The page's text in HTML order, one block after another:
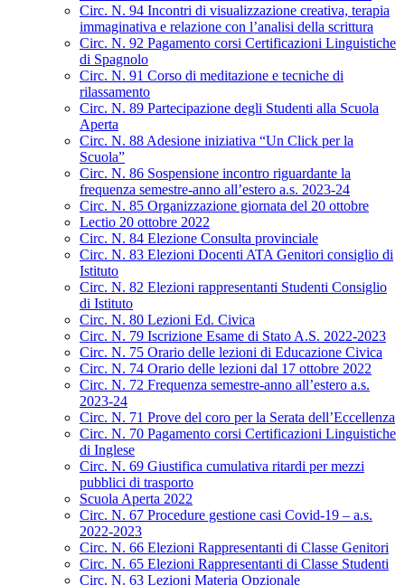
Circ. N. 94 Incontri di visualizzazione creativa, terapia
immaginativa e relazione con l’analisi della scrittura
Circ. N. 92 Pagamento corsi Certificazioni Linguistiche
di Spagnolo
Circ. N. 91 Corso di meditazione e tecniche di
rilassamento
Circ. N. 89 Partecipazione degli Studenti alla Scuola
Aperta
Circ. N. 88 Adesione iniziativa “Un Click per la
Scuola”
Circ. N. 86 Sospensione incontro riguardante la
frequenza semestre-anno all’estero a.s. 2023-24
Circ. N. 85 Organizzazione giornata del 20 ottobre
Lectio 20 ottobre 2022
Circ. N. 84 Elezione Consulta provinciale
Circ. N. 83 Elezioni Docenti ATA Genitori consiglio di
Istituto
Circ. N. 82 Elezioni rappresentanti Studenti Consiglio
di Istituto
Circ. N. 80 Lezioni Ed. Civica
Circ. N. 79 Iscrizione Esame di Stato A.S. 2022-2023
Circ. N. 75 Orario delle lezioni di Educazione Civica
Circ. N. 74 Orario delle lezioni dal 17 ottobre 2022
Circ. N. 72 Frequenza semestre-anno all’estero a.s.
2023-24
Circ. N. 71 Prove del coro per la Serata dell’Eccellenza
Circ. N. 70 Pagamento corsi Certificazioni Linguistiche
di Inglese
Circ. N. 69 Giustifica cumulativa ritardi per mezzi
pubblici di trasporto
Scuola Aperta 2022
Circ. N. 67 Procedure gestione casi Covid-19 – a.s.
2022-2023
Circ. N. 66 Elezioni Rappresentanti di Classe Genitori
Circ. N. 65 Elezioni Rappresentanti di Classe Studenti
Circ. N. 63 Lezioni Materia Opzionale